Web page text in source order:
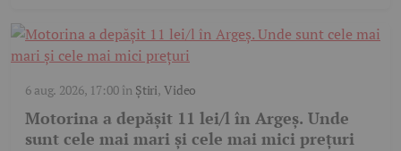
6 aug. 2026, 17:00în Știri,Video
Motorina a depășit 11 lei/l în Argeș. Unde
sunt cele mai mari și cele mai mici prețuri